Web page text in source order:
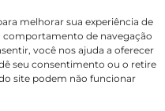
melhorar sua experiência de
comportamento de navegação
você nos ajuda a oferecer
seu consentimento ou o retire
site podem não funcionar